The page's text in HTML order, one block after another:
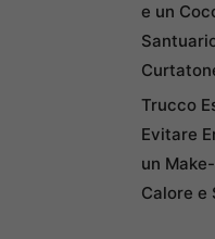
e un
Trucco
Evitare
un
Calore e